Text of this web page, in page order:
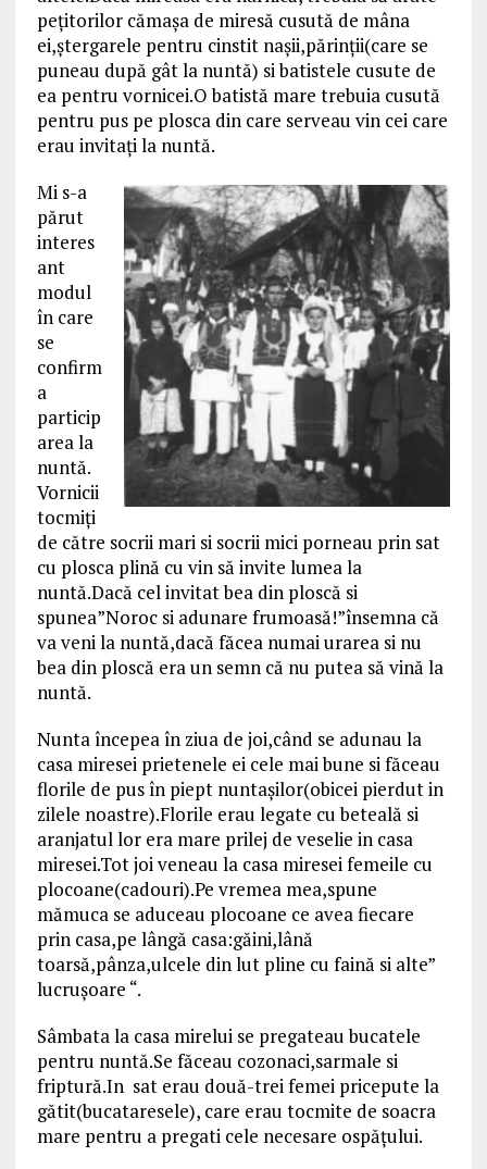
peţitorilor cămaşa de miresă cusută de mâna
ei,ştergarele pentru cinstit naşii,părinţii(care se
puneau după gât la nuntă) si batistele cusute de
ea pentru vornicei.O batistă mare trebuia cusută
pentru pus pe plosca din care serveau vin cei care
erau invitaţi la nuntă.
Mi s-a
părut
interes
ant
modul
în care
se
confirm
a
particip
area la
nuntă.
Vornicii
tocmiţi
de către socrii mari si socrii mici porneau prin sat
cu plosca plină cu vin să invite lumea la
nuntă.Dacă cel invitat bea din ploscă si
spunea”Noroc si adunare frumoasă!”însemna că
va veni la nuntă,dacă făcea numai urarea si nu
bea din ploscă era un semn că nu putea să vină la
nuntă.
Nunta începea în ziua de joi,când se adunau la
casa miresei prietenele ei cele mai bune si făceau
florile de pus în piept nuntaşilor(obicei pierdut in
zilele noastre).Florile erau legate cu beteală si
aranjatul lor era mare prilej de veselie in casa
miresei.Tot joi veneau la casa miresei femeile cu
plocoane(cadouri).Pe vremea mea,spune
mămuca se aduceau plocoane ce avea fiecare
prin casa,pe lângă casa:găini,lână
toarsă,pânza,ulcele din lut pline cu faină si alte”
lucruşoare “.
Sâmbata la casa mirelui se pregateau bucatele
pentru nuntă.Se făceau cozonaci,sarmale si
friptură.In sat erau două-trei femei pricepute la
gătit(bucataresele), care erau tocmite de soacra
mare pentru a pregati cele necesare ospăţului.